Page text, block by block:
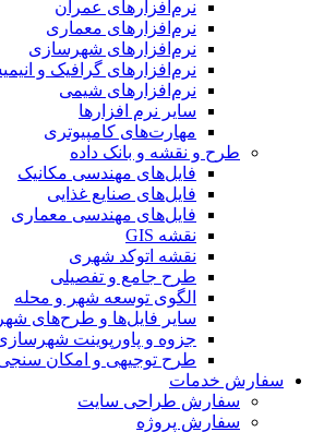
نرم‌افزارهای عمران
نرم‌افزارهای معماری
نرم‌افزارهای شهرسازی
نرم‌افزارهای گرافیک و انیمیشن
نرم‌افزارهای شیمی
سایر نرم افزارها
مهارت‌های کامپیوتری
طرح و نقشه و بانک داده
فایل‌های مهندسی مکانیک
فایل‌های صنایع غذایی
فایل‌های مهندسی معماری
نقشه GIS
نقشه اتوکد شهری
طرح جامع و تفصیلی
الگوی توسعه شهر و محله
سایر فایل‌ها و طرح‌های شهری
جزوه و پاورپوینت شهرسازی
طرح توجیهی و امکان سنجی
سفارش خدمات
سفارش طراحی سایت
سفارش پروژه